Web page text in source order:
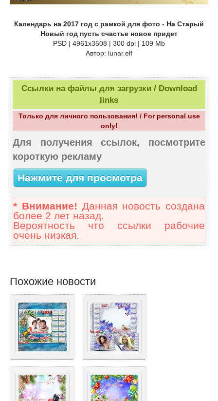
Календарь на 2017 год с рамкой для фото - На Старый
Новый год пусть счастье новое придет
PSD | 4961х3508 | 300 dpi | 109 Mb
Автор: lunar.elf
Ссылки на файлы для загрузки / Download
links
Только для личного пользования! / For personal use
only!
Для получения ссылок, посмотрите
короткую рекламу
Нажмите для просмотра
* Внимание! Данная новость создана
более 2 лет назад.
Вероятность что ссылки рабочие
очень низкая.
Похожие новости